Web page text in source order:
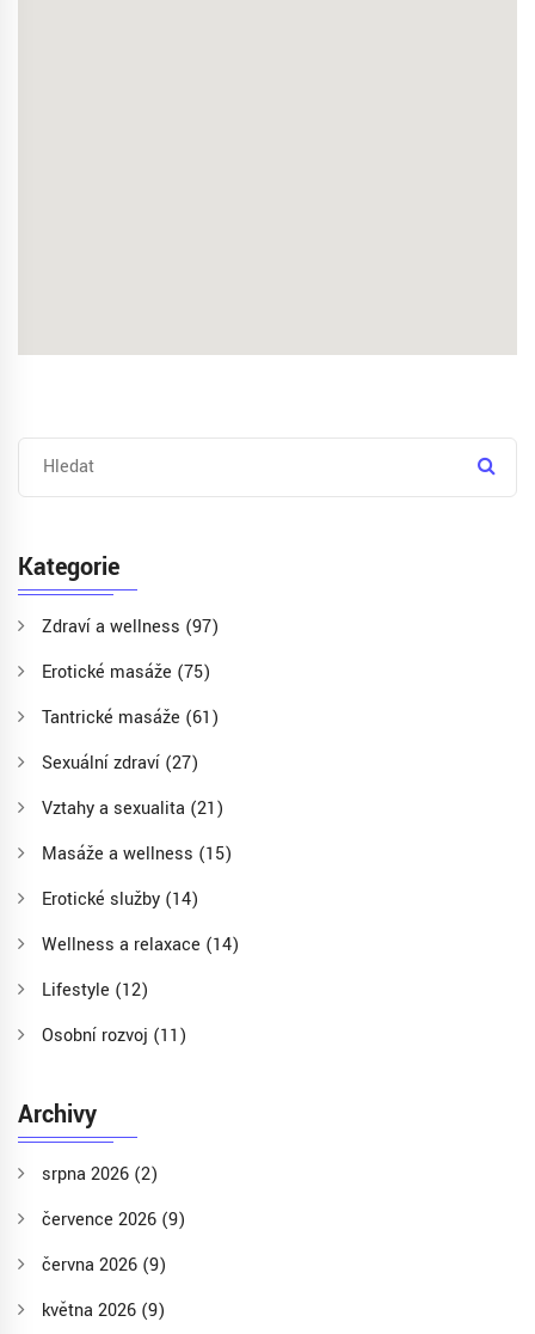
Kategorie
Zdraví a wellness (97)
Erotické masáže (75)
Tantrické masáže (61)
Sexuální zdraví (27)
Vztahy a sexualita (21)
Masáže a wellness (15)
Erotické služby (14)
Wellness a relaxace (14)
Lifestyle (12)
Osobní rozvoj (11)
Archivy
srpna 2026 (2)
července 2026 (9)
června 2026 (9)
května 2026 (9)